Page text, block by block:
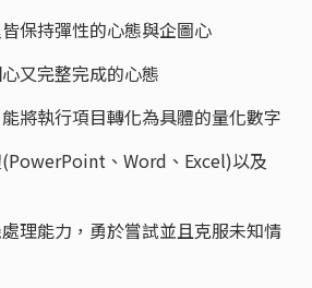
保持彈性的心態與企圖心
又完整完成的心態
將執行項目轉化為具體的量化數字
、Word、Excel)以及
理能力，勇於嘗試並且克服未知情